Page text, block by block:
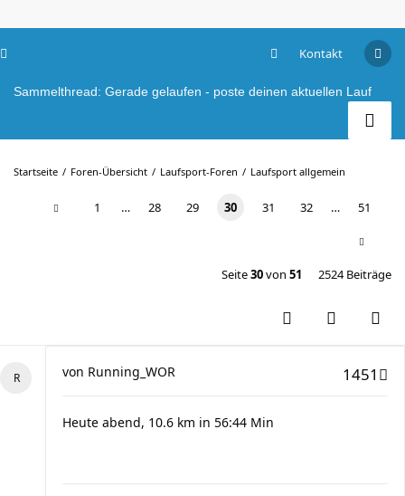
Kontakt
Sammelthread: Gerade gelaufen - poste deinen aktuellen Lauf
Startseite Foren-Übersicht Laufsport-Foren Laufsport allgemein
1 … 28 29 30 31 32 … 51
Seite30von 51 2524 Beiträge
1451
von Running_WOR
Heute abend, 10.6 km in 56:44 Min